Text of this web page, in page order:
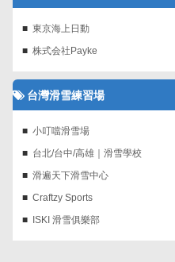
東京海上日動
株式会社Payke
台灣滑雪練習場
小叮噹滑雪場
台北/台中/高雄｜滑雪學校
滑遍天下滑雪中心
Craftzy Sports
ISKI 滑雪俱樂部